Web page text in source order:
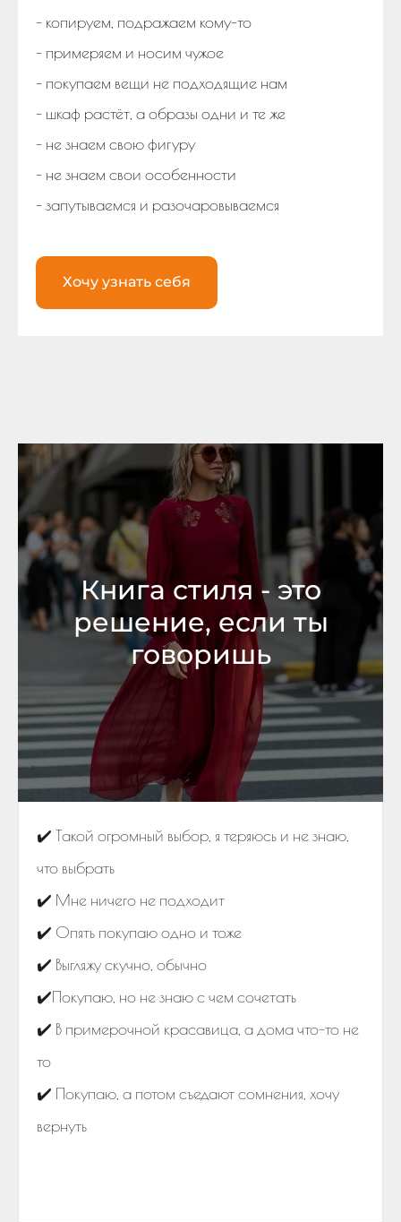
- копируем, подражаем кому-то
- примеряем и носим чужое
- покупаем вещи не подходящие нам
- шкаф растёт, а образы одни и те же
- не знаем свою фигуру
- не знаем свои особенности
- запутываемся и разочаровываемся
Хочу узнать себя
Книга стиля - это
решение, если ты
говоришь
✔️ Такой огромный выбор, я теряюсь и не знаю,
что выбрать
✔️ Мне ничего не подходит
✔️ Опять покупаю одно и тоже
✔️ Выгляжу скучно, обычно
✔️Покупаю, но не знаю с чем сочетать
✔️ В примерочной красавица, а дома что-то не
то
✔️ Покупаю, а потом съедают сомнения, хочу
вернуть